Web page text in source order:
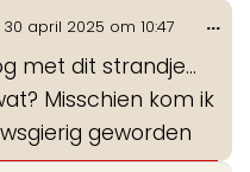
30 april 2025 om 10:47
met dit strandje...
Misschien kom ik
geworden
...